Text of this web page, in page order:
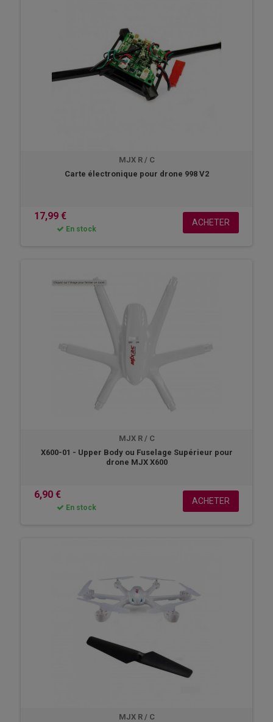
MJX R / C
Carte électronique pour drone 998 V2
17,99 €
En stock
ACHETER
MJX R / C
X600-01 - Upper Body ou Fuselage Supérieur pour
drone MJX X600
6,90 €
En stock
ACHETER
MJX R / C